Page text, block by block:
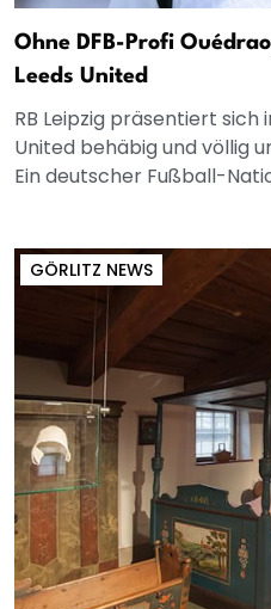
Ohne DFB-Profi
Leeds United
RB Leipzig präsentiert sich
United behäbig und völlig
Ein deutscher Fußball-
GÖRLITZ NEWS